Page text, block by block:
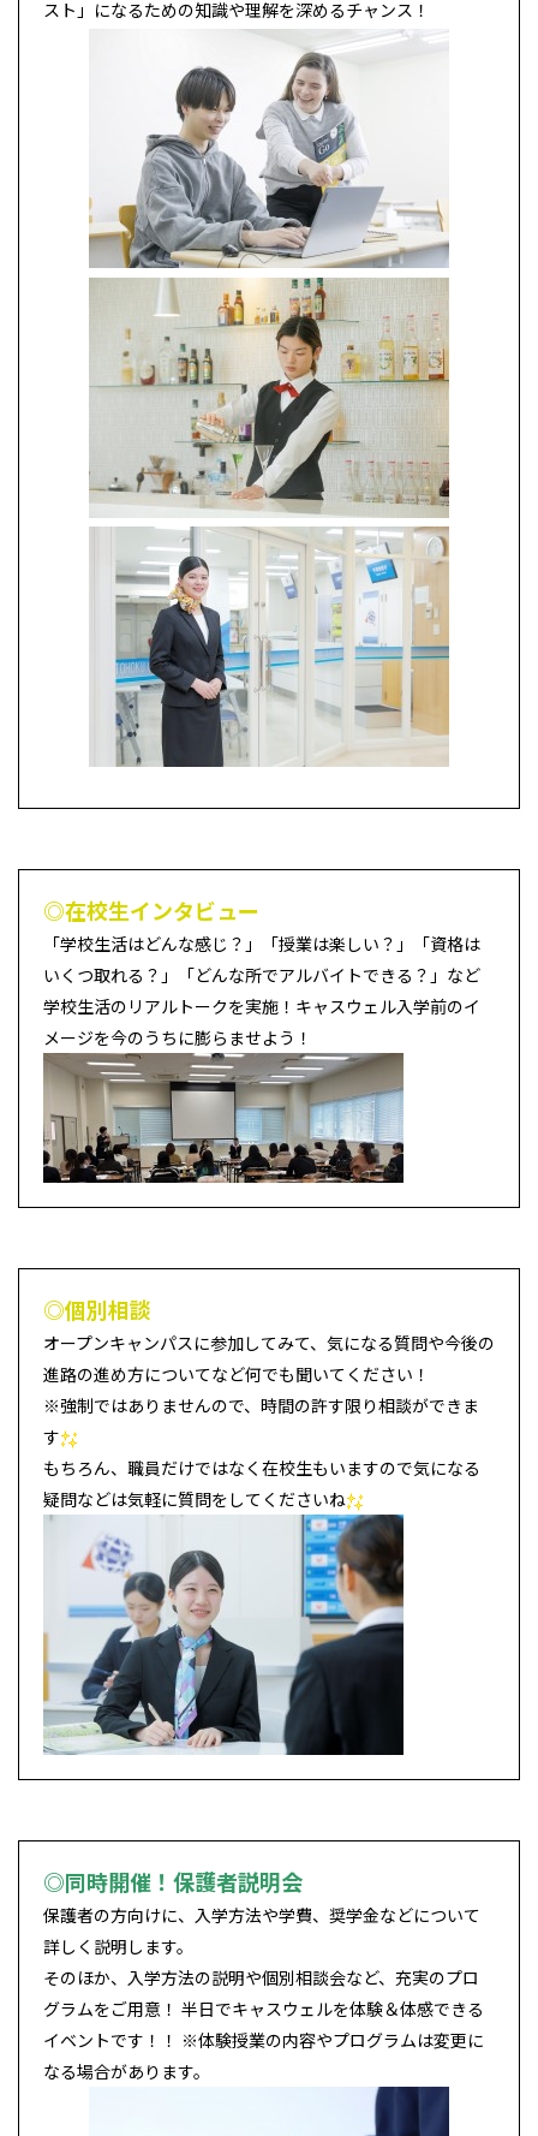
スト」になるための知識や理解を深めるチャンス！
◎在校生インタビュー
「学校生活はどんな感じ？」「授業は楽しい？」「資格は
いくつ取れる？」「どんな所でアルバイトできる？」など
学校生活のリアルトークを実施！キャスウェル入学前のイ
メージを今のうちに膨らませよう！
◎個別相談
オープンキャンパスに参加してみて、気になる質問や今後の
進路の進め方についてなど何でも聞いてください！
※強制ではありませんので、時間の許す限り相談ができま
す
もちろん、職員だけではなく在校生もいますので気になる
疑問などは気軽に質問をしてくださいね
◎同時開催！保護者説明会
保護者の方向けに、入学方法や学費、奨学金などについて
詳しく説明します。
そのほか、入学方法の説明や個別相談会など、充実のプロ
グラムをご用意！ 半日でキャスウェルを体験＆体感できる
イベントです！！ ※体験授業の内容やプログラムは変更に
なる場合があります。